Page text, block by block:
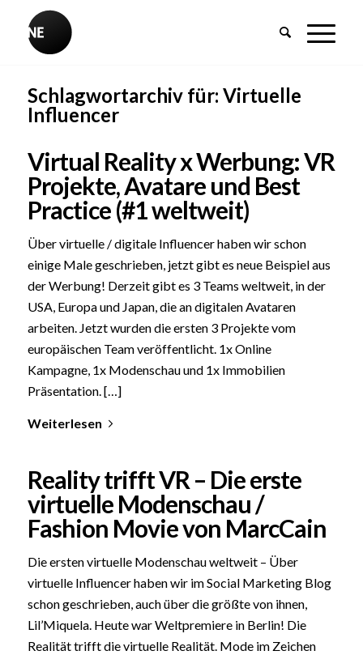
Schlagwortarchiv für: Virtuelle
Influencer
Virtual Reality x Werbung: VR
Projekte, Avatare und Best
Practice (#1 weltweit)
Über virtuelle / digitale Influencer haben wir schon
einige Male geschrieben, jetzt gibt es neue Beispiel aus
der Werbung! Derzeit gibt es 3 Teams weltweit, in der
USA, Europa und Japan, die an digitalen Avataren
arbeiten. Jetzt wurden die ersten 3 Projekte vom
europäischen Team veröffentlicht. 1x Online
Kampagne, 1x Modenschau und 1x Immobilien
Präsentation. […]
Weiterlesen
Reality trifft VR – Die erste
virtuelle Modenschau /
Fashion Movie von MarcCain
Die ersten virtuelle Modenschau weltweit – Über
virtuelle Influencer haben wir im Social Marketing Blog
schon geschrieben, auch über die größte von ihnen,
Lil’Miquela. Heute war Weltpremiere in Berlin! Die
Realität trifft die virtuelle Realität. Mode im Zeichen